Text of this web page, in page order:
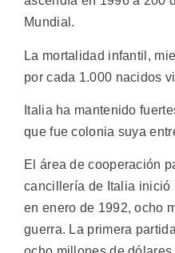
Mundial.
La mortalidad infantil,
por cada 1.000 nacidos
Italia ha mantenido
que fue colonia suya
El área de cooperación
cancillería de Italia inició
en enero de 1992, ocho
guerra. La primera